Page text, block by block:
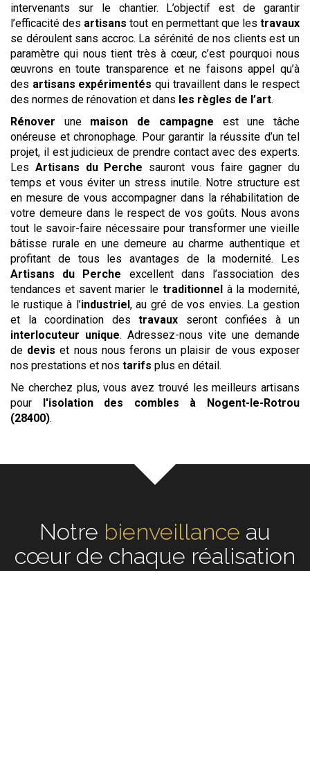
intervenants sur le chantier. L’objectif est de garantir
l’efficacité des artisans tout en permettant que les travaux
se déroulent sans accroc. La sérénité de nos clients est un
paramètre qui nous tient très à cœur, c’est pourquoi nous
œuvrons en toute transparence et ne faisons appel qu’à
des artisans expérimentés qui travaillent dans le respect
des normes de rénovation et dans les règles de l’art.
Rénover une maison de campagne est une tâche
onéreuse et chronophage. Pour garantir la réussite d’un tel
projet, il est judicieux de prendre contact avec des experts.
Les Artisans du Perche sauront vous faire gagner du
temps et vous éviter un stress inutile. Notre structure est
en mesure de vous accompagner dans la réhabilitation de
votre demeure dans le respect de vos goûts. Nous avons
tout le savoir-faire nécessaire pour transformer une vieille
bâtisse rurale en une demeure au charme authentique et
profitant de tous les avantages de la modernité. Les
Artisans du Perche excellent dans l’association des
tendances et savent marier le traditionnelà la modernité,
le rustique à l’industriel, au gré de vos envies. La gestion
et la coordination des travaux seront confiées à un
interlocuteur unique. Adressez-nous vite une demande
de devis et nous nous ferons un plaisir de vous exposer
nos prestations et nos tarifs plus en détail.
Ne cherchez plus, vous avez trouvé les meilleurs artisans
pour l'isolation des combles
à Nogent-le-Rotrou
(28400).
Notre écoute
bienveillanceau cœur de
chaque réalisation